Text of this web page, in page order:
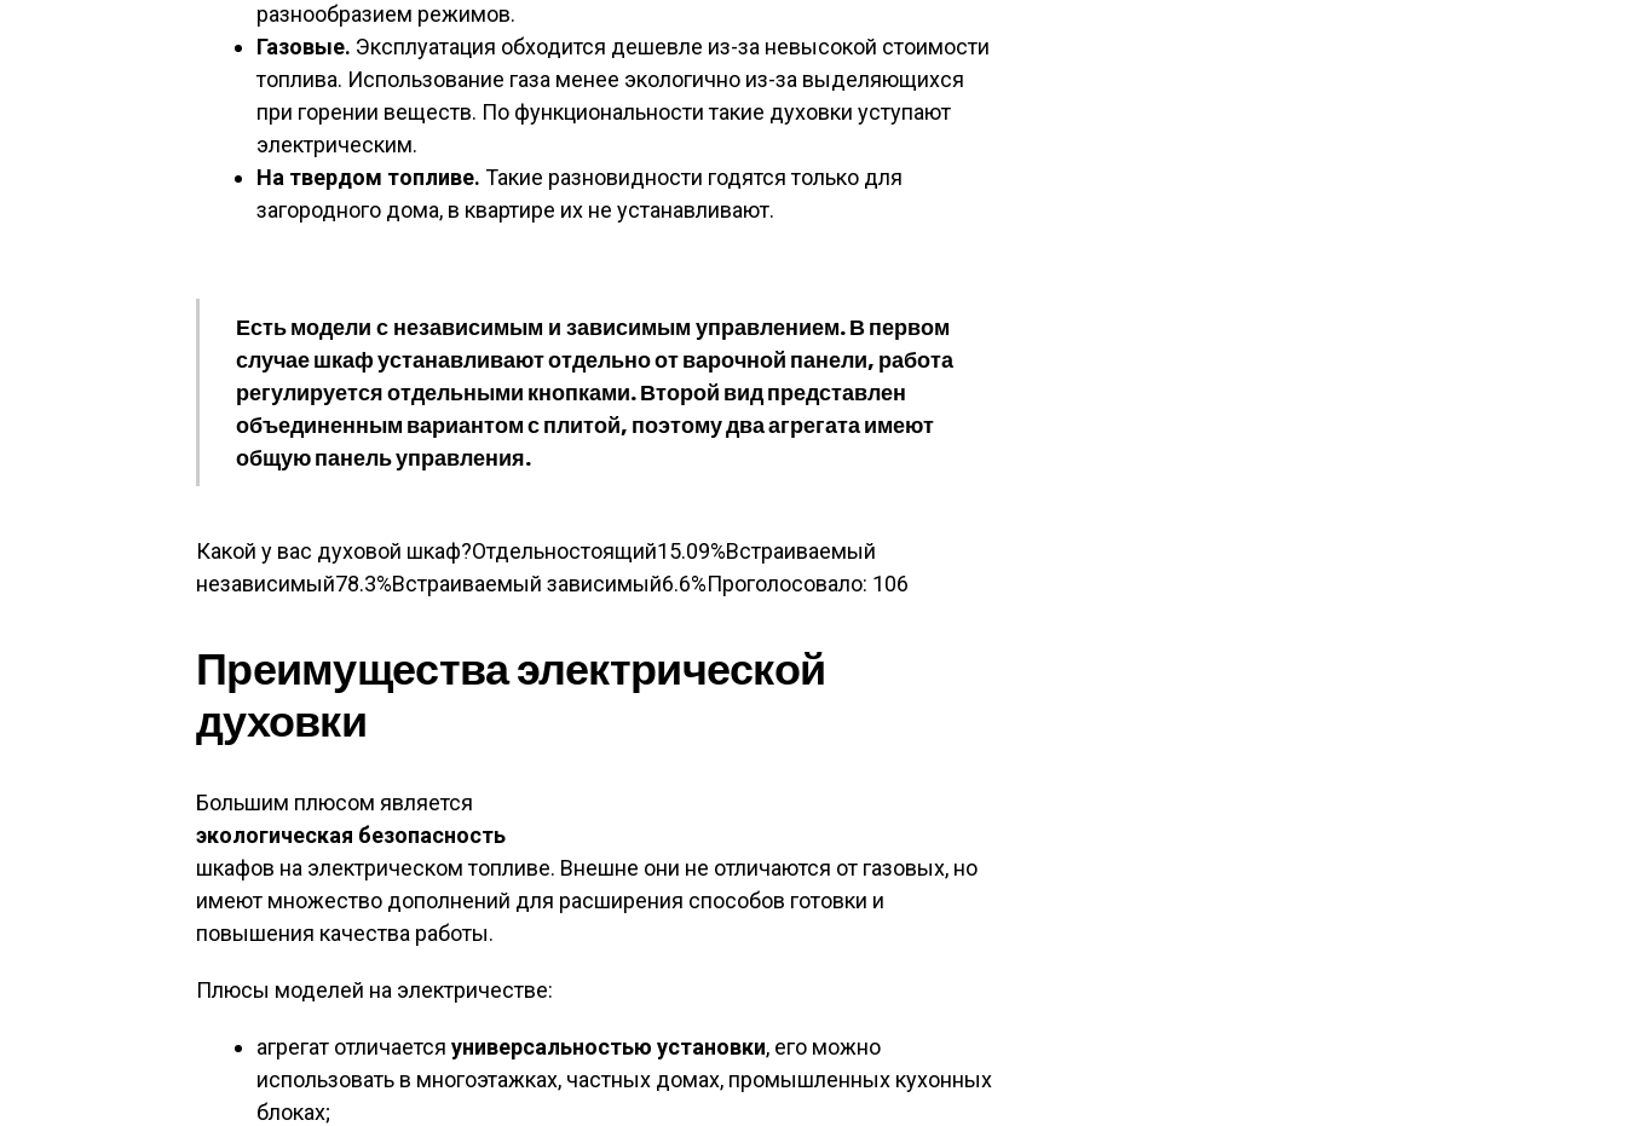
разнообразием режимов.
Газовые. Эксплуатация обходится дешевле из-за невысокой стоимости
топлива. Использование газа менее экологично из-за выделяющихся
при горении веществ. По функциональности такие духовки уступают
электрическим.
На твердом топливе. Такие разновидности годятся только для
загородного дома, в квартире их не устанавливают.
Есть модели с независимым и зависимым управлением. В первом
случае шкаф устанавливают отдельно от варочной панели, работа
регулируется отдельными кнопками. Второй вид представлен
объединенным вариантом с плитой, поэтому два агрегата имеют
общую панель управления.
Какой у вас духовой шкаф?Отдельностоящий15.09%Встраиваемый
независимый78.3%Встраиваемый зависимый6.6%Проголосовало: 106
Преимущества электрической
духовки
Большим плюсом является
экологическая безопасность
шкафов на электрическом топливе. Внешне они не отличаются от газовых, но
имеют множество дополнений для расширения способов готовки и
повышения качества работы.
Плюсы моделей на электричестве:
агрегат отличается универсальностью установки, его можно
использовать в многоэтажках, частных домах, промышленных кухонных
блоках;